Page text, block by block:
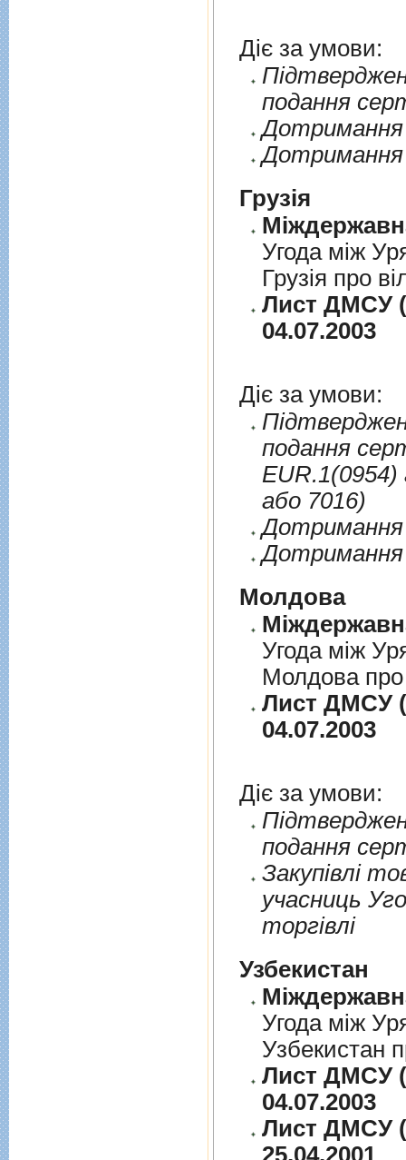
Діє за умови:
подання
Дотримання
Дотримання
Грузія
Угода між
Грузія про
Лист ДМСУ
04.07.2003
Діє за умови:
подання
EUR.1(0954)
або 7016)
Дотримання
Дотримання
Молдова
Угода між
Молдова про
Лист ДМСУ
04.07.2003
Діє за умови:
подання
Закупiвлi
учасниць
торгiвлi
Узбекистан
Угода між
Узбекистан
Лист ДМСУ
04.07.2003
Лист ДМСУ